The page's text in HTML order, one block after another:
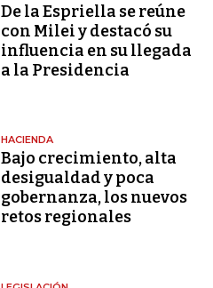
De la Espriella se reúne
con Milei y destacó su
influencia en su llegada
a la Presidencia
HACIENDA
Bajo crecimiento, alta
desigualdad y poca
gobernanza, los nuevos
retos regionales